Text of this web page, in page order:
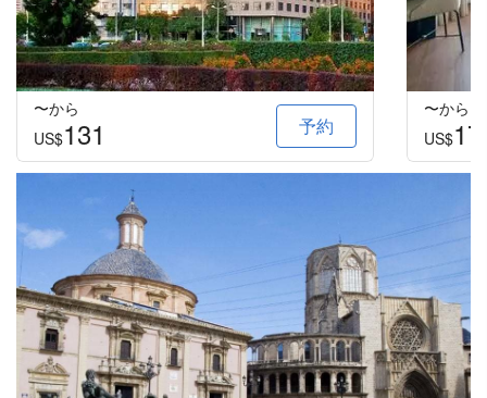
〜から
US$131 予約
〜から
US$